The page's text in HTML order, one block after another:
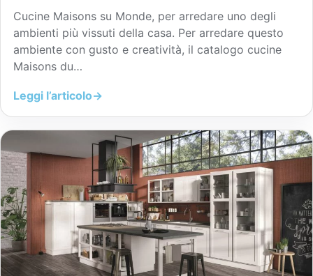
Cucine Maisons su Monde, per arredare uno degli
ambienti più vissuti della casa. Per arredare questo
ambiente con gusto e creatività, il catalogo cucine
Maisons du…
Leggi l’articolo→